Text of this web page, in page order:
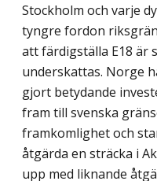
Stockholm och varje
tyngre fordon
att färdigställa E18 är
underskattas. Norge
gjort betydande
fram till svenska
framkomlighet och
åtgärda en sträcka i
upp med liknande